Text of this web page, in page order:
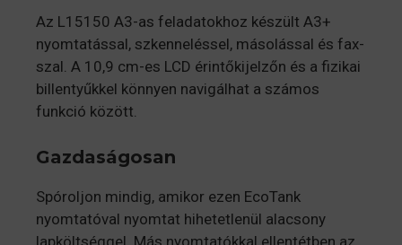
Az L15150 A3-as feladatokhoz készült A3+
nyomtatással, szkenneléssel, másolással és fax-
szal. A 10,9 cm-es LCD érintőkijelzőn és a fizikai
billentyűkkel könnyen navigálhat a számos
funkció között.
Gazdaságosan
Spóroljon mindig, amikor ezen EcoTank
nyomtatóval nyomtat hihetetlenül alacsony
lapköltséggel. Más nyomtatókkal ellentétben az